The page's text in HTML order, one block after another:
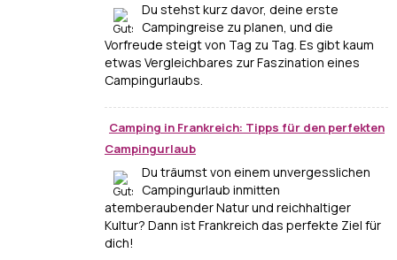
Du stehst kurz davor, deine erste
Campingreise zu planen, und die
Vorfreude steigt von Tag zu Tag. Es gibt kaum
etwas Vergleichbares zur Faszination eines
Campingurlaubs.
Camping in Frankreich: Tipps für den perfekten
Campingurlaub
Du träumst von einem unvergesslichen
Campingurlaub inmitten
atemberaubender Natur und reichhaltiger
Kultur? Dann ist Frankreich das perfekte Ziel für
dich!